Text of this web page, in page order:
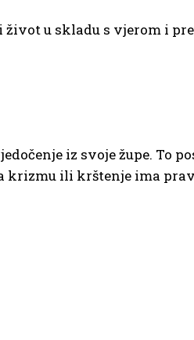
u skladu s vjerom i
iz svoje župe. To
ili krštenje ima